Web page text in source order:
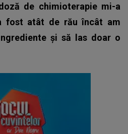
de chimioterapie mi-a
fost atât de rău încât am
și să las doar o